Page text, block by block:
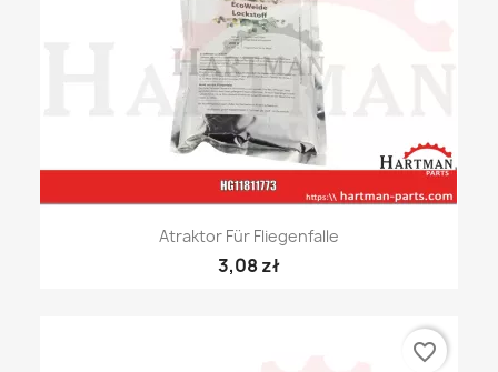
Atraktor Für Fliegenfalle
3,08 zł
favorite_border